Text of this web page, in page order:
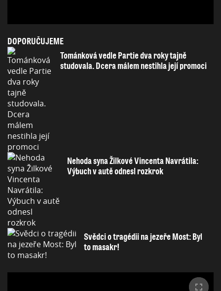
DOPORUČUJEME
Tománková vedle Partie dva roky tajně
studovala. Dcera málem nestihla její promoci
Nehoda syna Žilkové Vincenta Navrátila:
Výbuch v autě odnesl rozkrok
Svědci o tragédii na jezeře Most: Byl
to masakr!